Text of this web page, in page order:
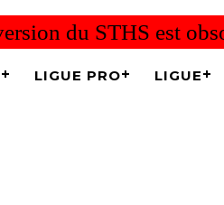
du STHS est
LIGUE PRO LIGUE